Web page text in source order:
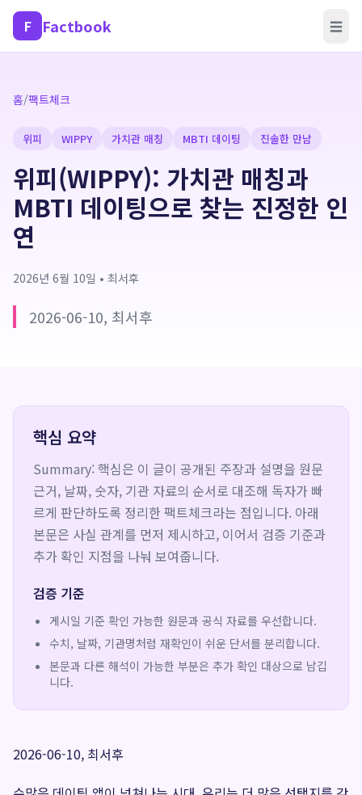
F Factbook ☰
홈/팩트체크
위피 WIPPY 가치관 매칭 MBTI 데이팅 진솔한 만남
위피(WIPPY): 가치관 매칭과
MBTI 데이팅으로 찾는 진정한 인
연
2026년 6월 10일 • 최서후
2026-06-10, 최서후
핵심 요약
Summary: 핵심은 이 글이 공개된 주장과 설명을 원문
근거, 날짜, 숫자, 기관 자료의 순서로 대조해 독자가 빠
르게 판단하도록 정리한 팩트체크라는 점입니다. 아래
본문은 사실 관계를 먼저 제시하고, 이어서 검증 기준과
추가 확인 지점을 나눠 보여줍니다.
검증 기준
게시일 기준 확인 가능한 원문과 공식 자료를 우선합니다.
수치, 날짜, 기관명처럼 재확인이 쉬운 단서를 분리합니다.
본문과 다른 해석이 가능한 부분은 추가 확인 대상으로 남깁
니다.
2026-06-10, 최서후